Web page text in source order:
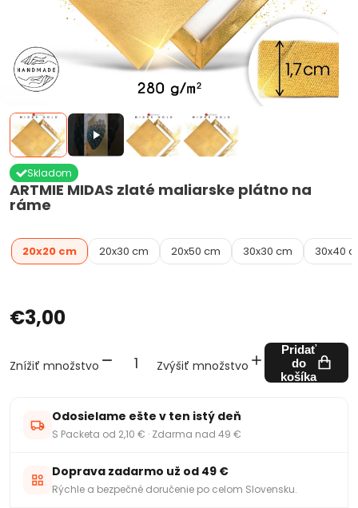
ARTMIE MIDAS zlaté maliarske plátno na
ráme
Skladom
20x20 cm 20x30 cm 20x50 cm 30x30 cm 30x40
€3,00
Znížiť množstvo Zvýšiť množstvo
Pridať
do
košíka
Odosielame ešte v ten istý deň
S Packeta od 2,10 € · Zdarma nad 49 €
Doprava zadarmo už od 49 €
Rýchle a bezpečné doručenie po celom Slovensku.